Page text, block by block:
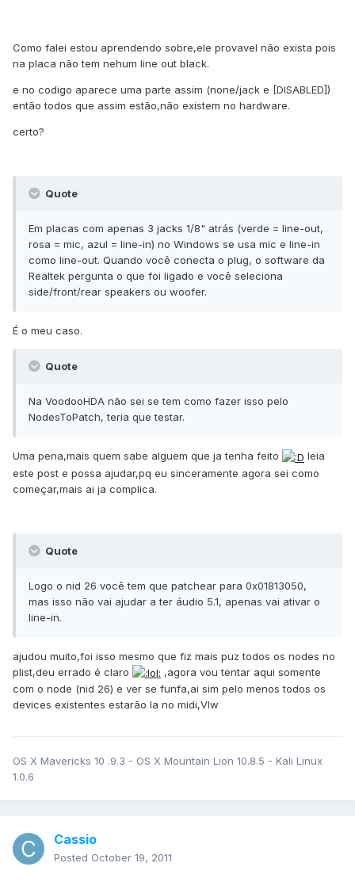
Como falei estou aprendendo sobre,ele provavel não exista pois
na placa não tem nehum line out black.
e no codigo aparece uma parte assim (none/jack e [DISABLED])
então todos que assim estão,não existem no hardware.
certo?
Quote
Em placas com apenas 3 jacks 1/8" atrás (verde = line-out,
rosa = mic, azul = line-in) no Windows se usa mic e line-in
como line-out. Quando você conecta o plug, o software da
Realtek pergunta o que foi ligado e você seleciona
side/front/rear speakers ou woofer.
É o meu caso.
Quote
Na VoodooHDA não sei se tem como fazer isso pelo
NodesToPatch, teria que testar.
Uma pena,mais quem sabe alguem que ja tenha feito
leia
este post e possa ajudar,pq eu sinceramente agora sei como
começar,mais ai ja complica.
Quote
Logo o nid 26 você tem que patchear para 0x01813050,
mas isso não vai ajudar a ter áudio 5.1, apenas vai ativar o
line-in.
ajudou muito,foi isso mesmo que fiz mais puz todos os nodes no
plist,deu errado é claro
,agora vou tentar aqui somente
com o node (nid 26) e ver se funfa,ai sim pelo menos todos os
devices existentes estarão la no midi,Vlw
OS X Mavericks 10 .9.3 - OS X Mountain Lion 10.8.5 - Kali Linux
1.0.6
Cassio
Posted October 19, 2011